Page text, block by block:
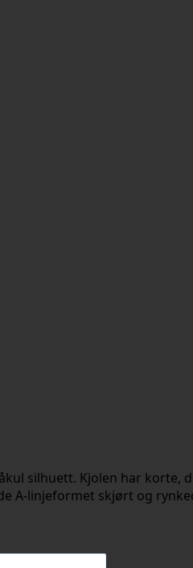
silhuett. Kjolen har korte,
A-linjeformet skjørt og